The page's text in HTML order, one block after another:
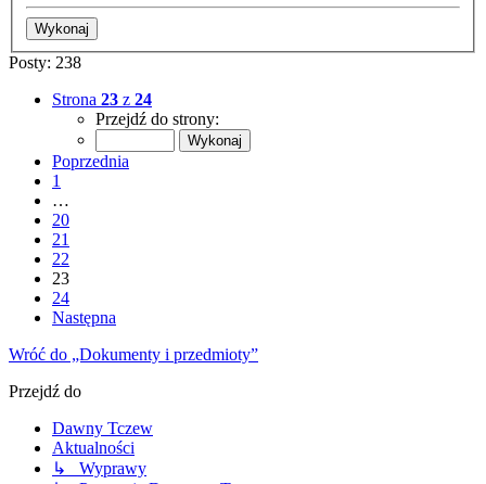
Posty: 238
Strona 23 z 24
Przejdź do strony:
Poprzednia
1
…
20
21
22
23
24
Następna
Wróć do „Dokumenty i przedmioty”
Przejdź do
Dawny Tczew
Aktualności
↳ Wyprawy